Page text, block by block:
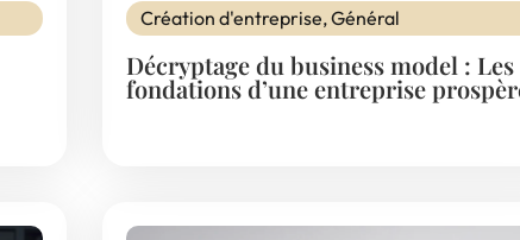
Création d'entreprise,Général
Décryptage du business model : Les
fondations d’une entreprise